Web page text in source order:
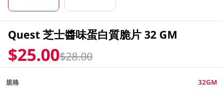
Quest 芝士醬味蛋白質脆片 32 GM
$25.00$28.00
規格 32GM